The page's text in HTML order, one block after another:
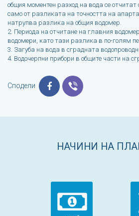
общия моментен разход на вода се
само от разликата на точността на
натрупва разлика на общия водомер.
2. Периода на отчитане на главния
водомери, като тази разлика в по-голям
3. Загуба на вода в сградната
4. Водочерпни прибори в общите части на
Сподели
НАЧИНИ НА